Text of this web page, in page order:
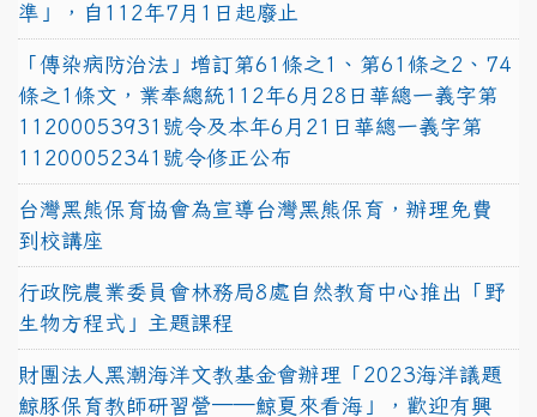
準」，自112年7月1日起廢止
「傳染病防治法」增訂第61條之1、第61條之2、74
條之1條文，業奉總統112年6月28日華總一義字第
11200053931號令及本年6月21日華總一義字第
11200052341號令修正公布
台灣黑熊保育協會為宣導台灣黑熊保育，辦理免費
到校講座
行政院農業委員會林務局8處自然教育中心推出「野
生物方程式」主題課程
財團法人黑潮海洋文教基金會辦理「2023海洋議題
鯨豚保育教師研習營──鯨夏來看海」，歡迎有興